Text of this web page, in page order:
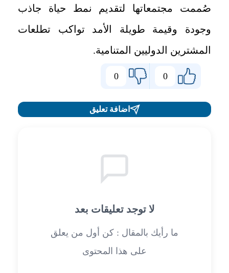
صُممت مجتمعاتها لتقديم نمط حياة جاذب
وجودة وقيمة طويلة الأمد تواكب تطلعات
المشترين الدوليين المتنامية.
0
0
اضافة تعليق
لا توجد تعليقات بعد
ما رأيك بالمقال : كن أول من يعلق
على هذا المحتوى